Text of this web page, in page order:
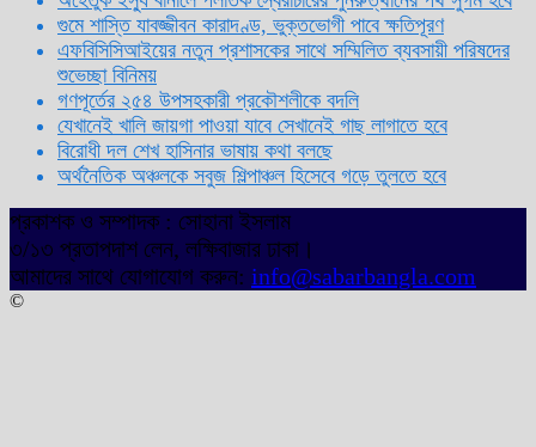
গুমে শাস্তি যাবজ্জীবন কারাদণ্ড, ভুক্তভোগী পাবে ক্ষতিপূরণ
এফবিসিসিআইয়ের নতুন প্রশাসকের সাথে সম্মিলিত ব্যবসায়ী পরিষদের
শুভেচ্ছা বিনিময়
গণপূর্তের ২৫৪ উপসহকারী প্রকৌশলীকে বদলি
যেখানেই খালি জায়গা পাওয়া যাবে সেখানেই গাছ লাগাতে হবে
বিরোধী দল শেখ হাসিনার ভাষায় কথা বলছে
অর্থনৈতিক অঞ্চলকে সবুজ শিল্পাঞ্চল হিসেবে গড়ে তুলতে হবে
প্রকাশক ও সম্পাদক : সোহানা ইসলাম
৩/১৩ প্রতাপদাশ লেন, লক্ষিবাজার ঢাকা।
আমাদের সাথে যোগাযোগ করুন: info@sabarbangla.com
©